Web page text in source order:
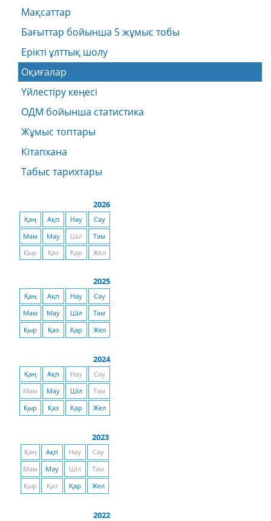
Мақсаттар
Бағыттар бойынша 5 жұмыс тобы
Ерікті ұлттық шолу
Оқиғалар
Үйлестіру кеңесі
ОДМ бойынша статистика
Жұмыс топтары
Кітапхана
Табыс тарихтары
2026
Қаң Ақп Нау
Сәу
Мам
Мау Шіл
Там
Қыр
Қаз Қар Жел
2025
Қаң Ақп Нау
Сәу
Мам
Мау Шіл
Там
Қыр
Қаз Қар Жел
2024
Қаң Ақп Нау
Сәу
Мам
Мау Шіл
Там
Қыр
Қаз Қар Жел
2023
Қаң Ақп Нау
Сәу
Мам
Мау Шіл
Там
Қыр
Қаз Қар Жел
2022